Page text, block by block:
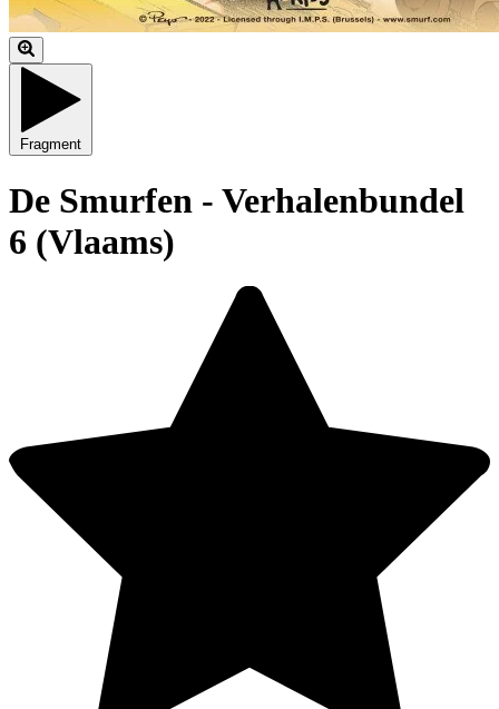
Fragment
De Smurfen - Verhalenbundel
6 (Vlaams)